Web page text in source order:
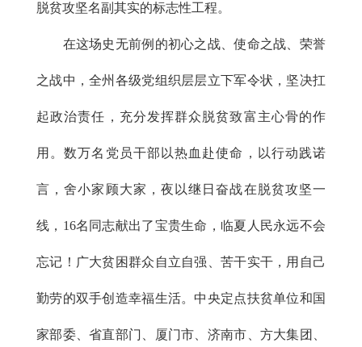
脱贫攻坚名副其实的标志性工程。
在这场史无前例的初心之战、使命之战、荣誉
之战中，全州各级党组织层层立下军令状，坚决扛
起政治责任，充分发挥群众脱贫致富主心骨的作
用。数万名党员干部以热血赴使命，以行动践诺
言，舍小家顾大家，夜以继日奋战在脱贫攻坚一
线，16名同志献出了宝贵生命，临夏人民永远不会
忘记！广大贫困群众自立自强、苦干实干，用自己
勤劳的双手创造幸福生活。中央定点扶贫单位和国
家部委、省直部门、厦门市、济南市、方大集团、